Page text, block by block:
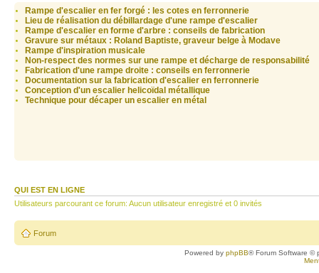
Rampe d'escalier en fer forgé : les cotes en ferronnerie
Lieu de réalisation du débillardage d'une rampe d'escalier
Rampe d'escalier en forme d'arbre : conseils de fabrication
Gravure sur métaux : Roland Baptiste, graveur belge à Modave
Rampe d'inspiration musicale
Non-respect des normes sur une rampe et décharge de responsabilité
Fabrication d'une rampe droite : conseils en ferronnerie
Documentation sur la fabrication d'escalier en ferronnerie
Conception d'un escalier helicoïdal métallique
Technique pour décaper un escalier en métal
QUI EST EN LIGNE
Utilisateurs parcourant ce forum: Aucun utilisateur enregistré et 0 invités
Forum
Powered byphpBB® Forum Software ©